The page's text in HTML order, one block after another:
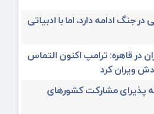
جنگ ادامه دارد، اما با ادبیاتی
در قاهره: ترامپ اکنون التماس
ویران کرد
پذیرای مشارکت کشورهای